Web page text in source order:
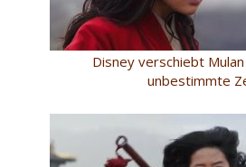
Disney verschiebt
unbestimmte